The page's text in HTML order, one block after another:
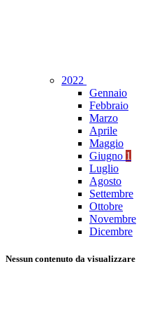
2022
Gennaio
Febbraio
Marzo
Aprile
Maggio
Giugno 1
Luglio
Agosto
Settembre
Ottobre
Novembre
Dicembre
Nessun contenuto da visualizzare